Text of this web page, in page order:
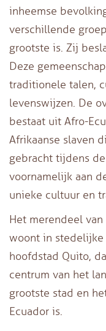
inheemse
verschillende
grootste is. Zij
Deze
traditionele talen,
levenswijzen. De
bestaat uit Afro-
Afrikaanse slaven
gebracht tijdens
voornamelijk aan
unieke cultuur en
Het merendeel
woont in
hoofdstad Quito,
centrum van het
grootste stad en
Ecuador is.